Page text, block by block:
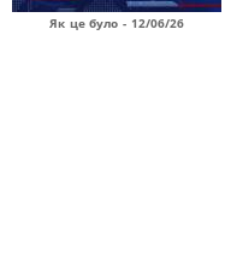
Як це було - 12/06/26